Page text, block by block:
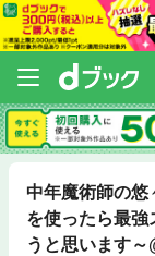
中年魔術師の悠
を使ったら最強
うと思います～